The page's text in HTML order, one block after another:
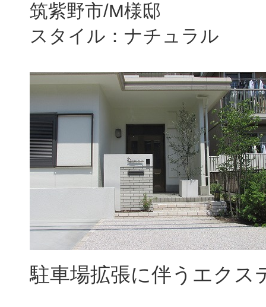
筑紫野市/M様邸
スタイル：ナチュラル
駐車場拡張に伴うエクス